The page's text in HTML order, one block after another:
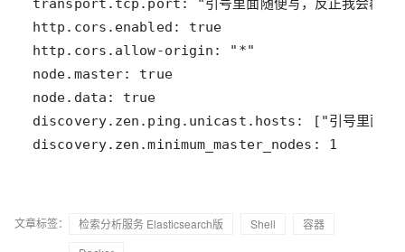
node.master: true
文章标签： 检索分析服务 Elasticsearch版 Shell
容器